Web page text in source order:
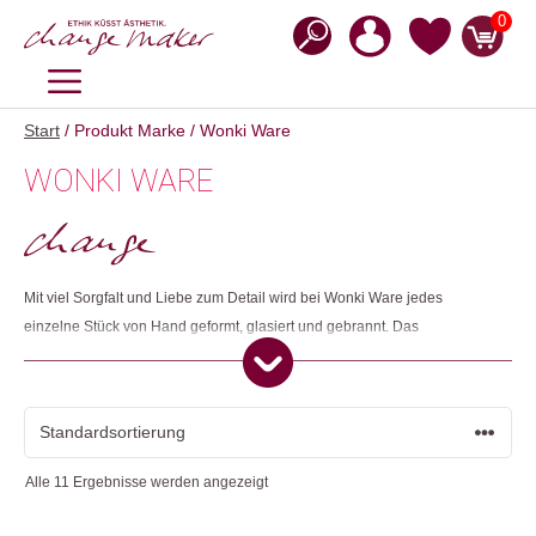
Inhalt
0
MENÜ
Start / Produkt Marke / Wonki Ware
WONKI WARE
Mit viel Sorgfalt und Liebe zum Detail wird bei Wonki Ware jedes
einzelne Stück von Hand geformt, glasiert und gebrannt. Das
Rohmaterial stammt aus einem alten, natürlichen Tonvorkommen in
Südafrika. Um Arbeitsplätze für ungelernte Arbeitskräfte aus
benachteiligten Verhältnissen zu schaffen, entwickelte Wonki Ware eine
Methode, welche die Herstellung von formschöner Keramik auch ohne
Alle 11 Ergebnisse werden angezeigt